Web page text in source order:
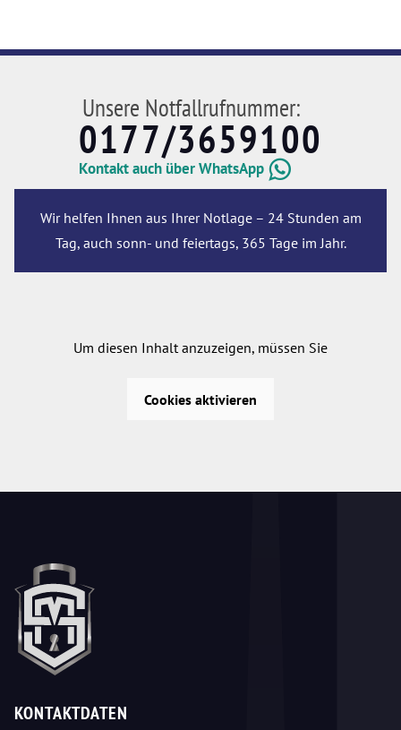
Unsere Notfallrufnummer:
0177/3659100
Kontakt auch über WhatsApp
Wir helfen Ihnen aus Ihrer Notlage – 24 Stunden am
Tag, auch sonn- und feiertags, 365 Tage im Jahr.
Um diesen Inhalt anzuzeigen, müssen Sie
Cookies aktivieren
KONTAKTDATEN